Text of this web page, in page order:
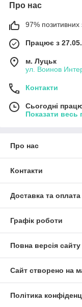
Про нас
97% позитивних
Працює з
м. Луцьк
ул. Воинов
Контакти
Сьогодні
Показати весь
Про нас
Контакти
Доставка та оплата
Графік роботи
Повна версія сайту
Сайт створено на
Політика